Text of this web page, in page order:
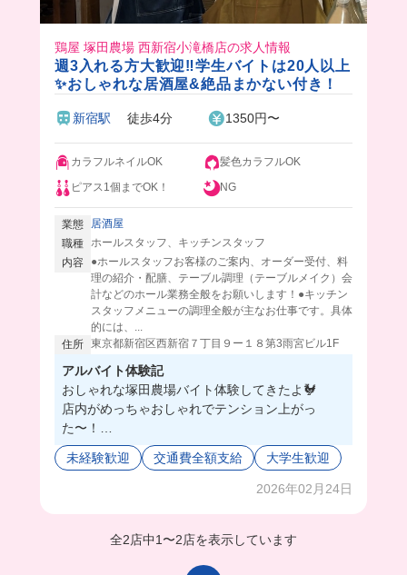
鶏屋 塚田農場 西新宿小滝橋店の求人情報
週3入れる方大歓迎‼️学生バイトは20人以上
✨おしゃれな居酒屋&絶品まかない付き！
新宿駅 徒歩4分 1350円〜
カラフルネイルOK
髪色カラフルOK
ピアス1個までOK！
NG
業態
居酒屋
職種
ホールスタッフ、キッチンスタッフ
内容
●ホールスタッフお客様のご案内、オーダー受付、料
理の紹介・配膳、テーブル調理（テーブルメイク）会
計などのホール業務全般をお願いします！●キッチン
スタッフメニューの調理全般が主なお仕事です。具体
的には、...
住所 東京都新宿区西新宿７丁目９ー１８第3雨宮ビル1F
アルバイト体験記
おしゃれな塚田農場バイト体験してきたよ🐓
店内がめっちゃおしゃれでテンション上がっ
た〜！
オープンな店内だから、キッチンでもお客様を見
ながら働けちゃうの楽しい🥺
学生バイトも20人以上いるから友達作り放題だね
しかったよ🥺💖
未経験歓迎 交通費全額支給 大学生歓迎
2026年02月24日
全2店中1 〜2店を表示しています